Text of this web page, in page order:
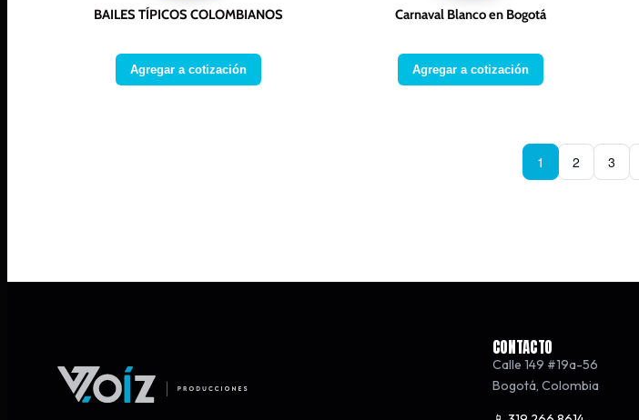
BAILES TÍPICOS COLOMBIANOS
Agregar a cotización
Carnaval Blanco en Bogotá
Agregar a cotización
1 2 3
CONTACTO
Calle 149 #19a-56
Bogotá Colombia